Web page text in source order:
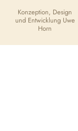
Konzeption, Design
und Entwicklung Uwe
Horn